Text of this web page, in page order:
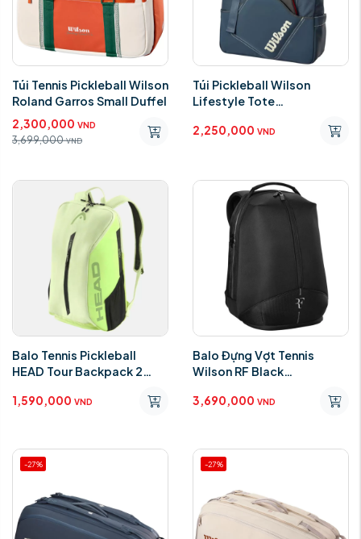
Túi Tennis Pickleball Wilson
Roland Garros Small Duffel
2,300,000 VND
3,699,000 VND
Túi Pickleball Wilson
Lifestyle Tote
2,250,000 VND
Balo Tennis Pickleball
HEAD Tour Backpack 2
1,590,000 VND
Balo Đựng Vợt Tennis
Wilson RF Black
3,690,000 VND
-27% -27%